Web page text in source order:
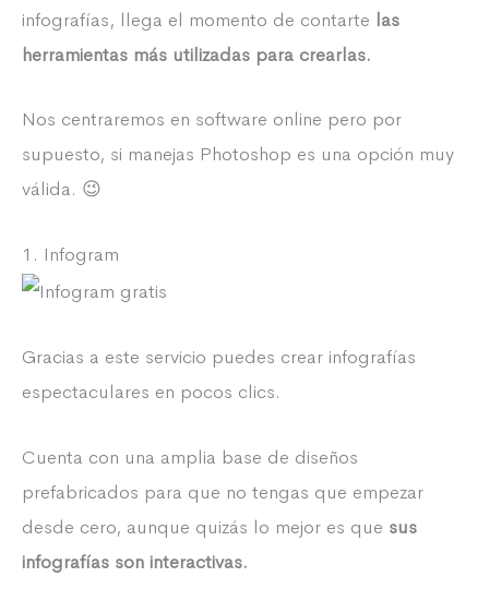
infografías, llega el momento de contarte las
herramientas más utilizadas para crearlas.
Nos centraremos en software online pero por
supuesto, si manejas Photoshop es una opción muy
válida. 😉
1. Infogram
Gracias a este servicio puedes crear infografías
espectaculares en pocos clics.
Cuenta con una amplia base de diseños
prefabricados para que no tengas que empezar
desde cero, aunque quizás lo mejor es que sus
infografías son interactivas.